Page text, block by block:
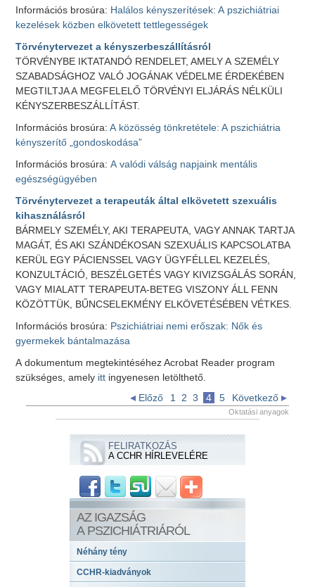
Információs brosúra: Halálos kényszerítések: A pszichiátriai
kezelések közben elkövetett tettlegességek
Törvénytervezet a kényszerbeszállításról
TÖRVÉNYBE IKTATANDÓ RENDELET, AMELY A SZEMÉLY
SZABADSÁGHOZ VALÓ JOGÁNAK VÉDELME ÉRDEKÉBEN
MEGTILTJA A MEGFELELŐ TÖRVÉNYI ELJÁRÁS NÉLKÜLI
KÉNYSZERBESZÁLLÍTÁST.
Információs brosúra:A közösség tönkretétele: A pszichiátria
kényszerítő „gondoskodása”
Információs brosúra:A valódi válság napjaink mentális
egészségügyében
Törvénytervezet a terapeuták által elkövetett szexuális
kihasználásról
BÁRMELY SZEMÉLY, AKI TERAPEUTA, VAGY ANNAK TARTJA
MAGÁT, ÉS AKI SZÁNDÉKOSAN SZEXUÁLIS KAPCSOLATBA
KERÜL EGY PÁCIENSSEL VAGY ÜGYFÉLLEL KEZELÉS,
KONZULTÁCIÓ, BESZÉLGETÉS VAGY KIVIZSGÁLÁS SORÁN,
VAGY MIALATT TERAPEUTA-BETEG VISZONY ÁLL FENN
KÖZÖTTÜK, BŰNCSELEKMÉNY ELKÖVETÉSÉBEN VÉTKES.
Információs brosúra: Pszichiátriai nemi erőszak: Nők és
gyermekek bántalmazása
A dokumentum megtekintéséhez Acrobat Reader program
szükséges, amely itt ingyenesen letölthető.
Következő
1 2 3 4 5
Előző
Oktatási anyagok
FELIRATKOZÁS
A CCHR HÍRLEVELÉRE
AZ IGAZSÁG
A PSZICHIÁTRIÁRÓL
Néhány tény
CCHR-kiadványok